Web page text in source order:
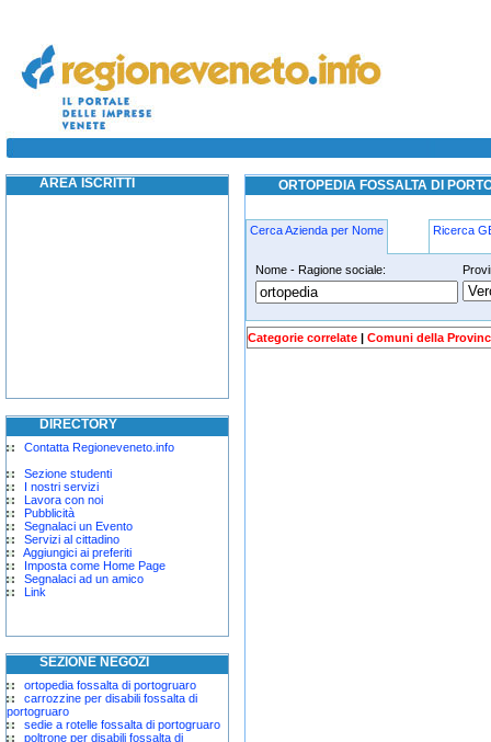
ortopedia fossalta di portogruaro
AREA ISCRITTI
DIRECTORY
Contatta Regioneveneto.info
Sezione studenti
I nostri servizi
Lavora con noi
Pubblicità
Segnalaci un Evento
Servizi al cittadino
Aggiungici ai preferiti
Imposta come Home Page
Segnalaci ad un amico
Link
SEZIONE NEGOZI
ortopedia fossalta di portogruaro
carrozzine per disabili fossalta di
portogruaro
sedie a rotelle fossalta di portogruaro
poltrone per disabili fossalta di
ORTOPEDIA FOSSALTA DI
Cerca Azienda per Nome Ricerca
Nome - Ragione sociale:
ortopedia fossalta-di-portogruaro
Categorie correlate | Comuni della